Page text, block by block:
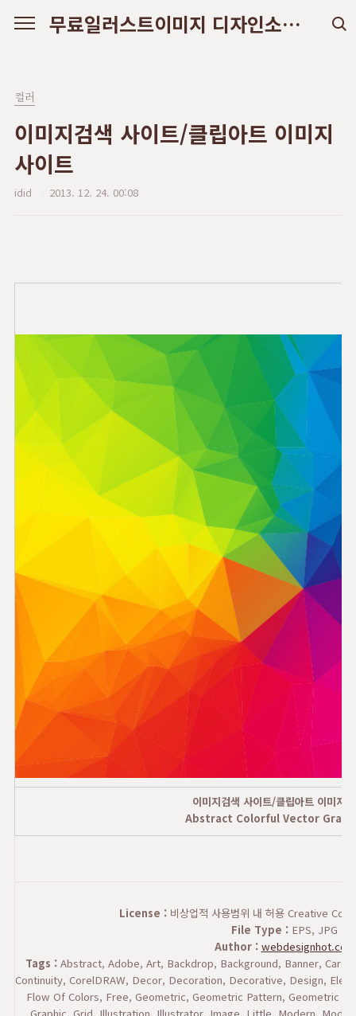
무료일러스트이미지 디자인소스 다운로드
컬러
이미지검색 사이트/클립아트 이미지
사이트
idid 2013. 12. 24. 00:08
이미지검색 사이트/클립아트 이미지
Abstract Colorful Vector
License :비상업적 사용범위 내 허용 Creative
File Type : EPS, JPG
Author : webdesignhot.com
Tags :Abstract, Adobe, Art, Backdrop, Background, Banner, Card,
Continuity, CorelDRAW, Decor, Decoration, Decorative, Design,
Flow Of Colors, Free, Geometric, Geometric Pattern, Geometric